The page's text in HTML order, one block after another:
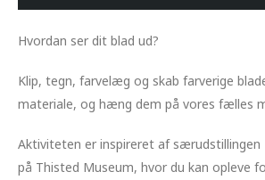
Hvordan ser dit blad ud?
Klip, tegn, farvelæg og skab farverige
materiale, og hæng dem på vores fælles
Aktiviteten er inspireret af særudstillingen
på Thisted Museum, hvor du kan opleve